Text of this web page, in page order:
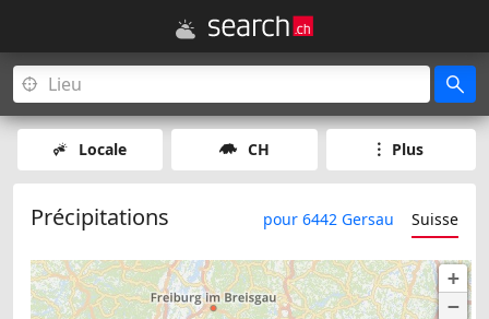
Locale CH Plus
Précipitations pour 6442 Gersau Suisse
+
−